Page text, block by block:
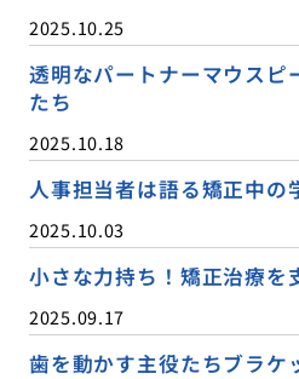
2025.10.25
透明なパートナーマウスピ
たち
2025.10.18
人事担当者は語る矯正中の
2025.10.03
小さな力持ち！矯正治療を
2025.09.17
歯を動かす主役たちブラケ